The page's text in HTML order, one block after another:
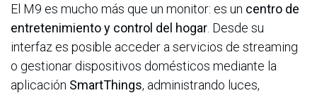
El M9 es mucho más que un monitor: es un centro de
entretenimiento y control del hogar . Desde su
interfaz es posible acceder a servicios de streaming
o gestionar dispositivos domésticos mediante la
aplicación SmartThings, administrando luces,